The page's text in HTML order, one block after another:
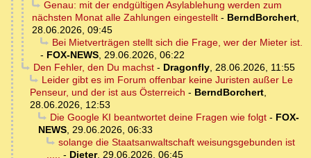
Genau: mit der endgültigen Asylablehung werden zum
nächsten Monat alle Zahlungen eingestellt - BerndBorchert,
28.06.2026, 09:45
Bei Mietverträgen stellt sich die Frage, wer der Mieter ist.
- FOX-NEWS, 29.06.2026, 06:22
Den Fehler, den Du machst- Dragonfly, 28.06.2026, 11:55
Leider gibt es im Forum offenbar keine Juristen außer Le
Penseur, und der ist aus Österreich - BerndBorchert,
28.06.2026, 12:53
Die Google KI beantwortet deine Fragen wie folgt- FOX-
NEWS, 29.06.2026, 06:33
solange die Staatsanwaltschaft weisungsgebunden ist
..... - Dieter, 29.06.2026, 06:45